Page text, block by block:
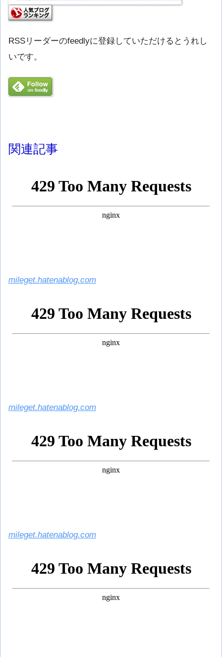
RSSリーダーのfeedlyに登録していただけるとうれし
いです。
関連記事
mileget.hatenablog.com
mileget.hatenablog.com
mileget.hatenablog.com